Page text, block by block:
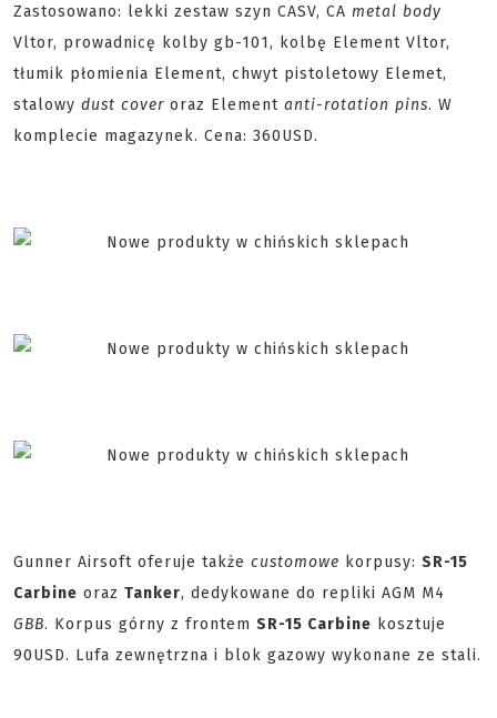
Zastosowano: lekki zestaw szyn CASV, CA metal body
Vltor, prowadnicę kolby gb-101, kolbę Element Vltor,
tłumik płomienia Element, chwyt pistoletowy Elemet,
stalowy dust cover oraz Element anti-rotation pins. W
komplecie magazynek. Cena: 360USD.
Gunner Airsoft oferuje także customowe korpusy: SR-15
Carbine oraz Tanker, dedykowane do repliki AGM M4
GBB. Korpus górny z frontem SR-15 Carbine kosztuje
90USD. Lufa zewnętrzna i blok gazowy wykonane ze stali.